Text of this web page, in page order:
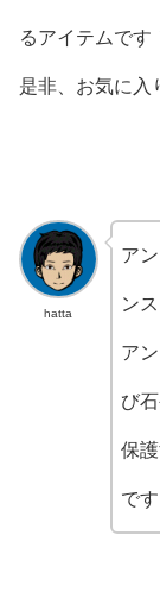
るアイテムです
是非、お気に入
hatta
ア
ン
ア
び
保
です